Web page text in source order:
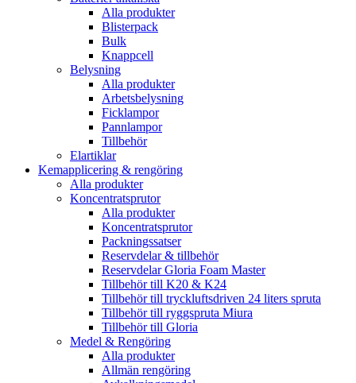
Alla produkter
Blisterpack
Bulk
Knappcell
Belysning
Alla produkter
Arbetsbelysning
Ficklampor
Pannlampor
Tillbehör
Elartiklar
Kemapplicering & rengöring
Alla produkter
Koncentratsprutor
Alla produkter
Koncentratsprutor
Packningssatser
Reservdelar & tillbehör
Reservdelar Gloria Foam Master
Tillbehör till K20 & K24
Tillbehör till tryckluftsdriven 24 liters spruta
Tillbehör till ryggspruta Miura
Tillbehör till Gloria
Medel & Rengöring
Alla produkter
Allmän rengöring